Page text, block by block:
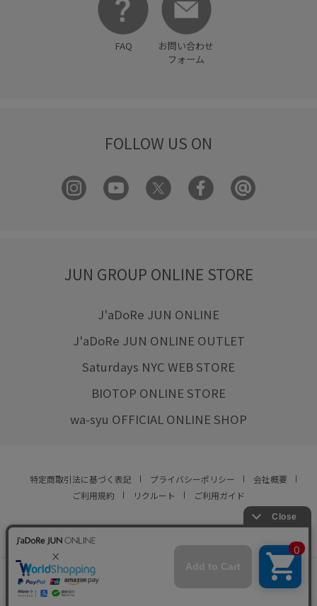
FAQ
お問い合わせ
フォーム
FOLLOW US ON
JUN GROUP ONLINE STORE
J'aDoRe JUN ONLINE
J'aDoRe JUN ONLINE OUTLET
Saturdays NYC WEB STORE
BIOTOP ONLINE STORE
wa-syu OFFICIAL ONLINE SHOP
特定商取引法に基づく表記 プライバシーポリシー
会社概要
ご利用規約
リクルート ご利用ガイド
© JUN CO.,LTD. ALL RIGHTS RESERVED.
店舗在庫
をみる
この商品は現在販売しておりません